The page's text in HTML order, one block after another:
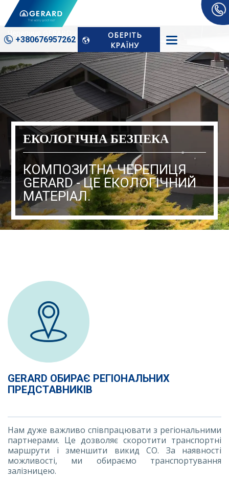
+380676­957262
ОБЕРІТЬ
КРАЇНУ
Черепиця GERARD Екологічна Безпека
ЕКОЛОГІЧНА БЕЗПЕКА
КОМПОЗИТНА ЧЕРЕПИЦЯ
GERARD - ЦЕ ЕКОЛОГІЧНИЙ
МАТЕРІАЛ.
GERARD ОБИРАЄ РЕГІОНАЛЬНИХ
ПРЕДСТАВНИКІВ
Нам дуже важливо співпрацювати з регіональними
партнерами. Це дозволяє скоротити транспортні
маршрути і зменшити викид CO. За наявності
можливості, ми обираємо транспортування
залізницею.